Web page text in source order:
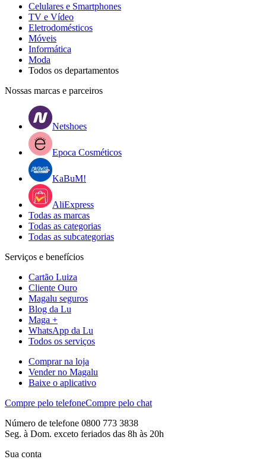
Celulares e Smartphones
TV e Vídeo
Eletrodomésticos
Móveis
Informática
Moda
Todos os departamentos
Nossas marcas e parceiros
Netshoes
Epoca Cosméticos
KaBuM!
AliExpress
Todas as marcas
Todas as categorias
Todas as subcategorias
Serviços e benefícios
Cartão Luiza
Cliente Ouro
Magalu seguros
Blog da Lu
Maga +
WhatsApp da Lu
Todos os serviços
Comprar na loja
Vender no Magalu
Baixe o aplicativo
Compre pelo telefoneCompre pelo chat
Número de telefone 0800 773 3838
Seg. à Dom. exceto feriados das 8h às 20h
Sua conta